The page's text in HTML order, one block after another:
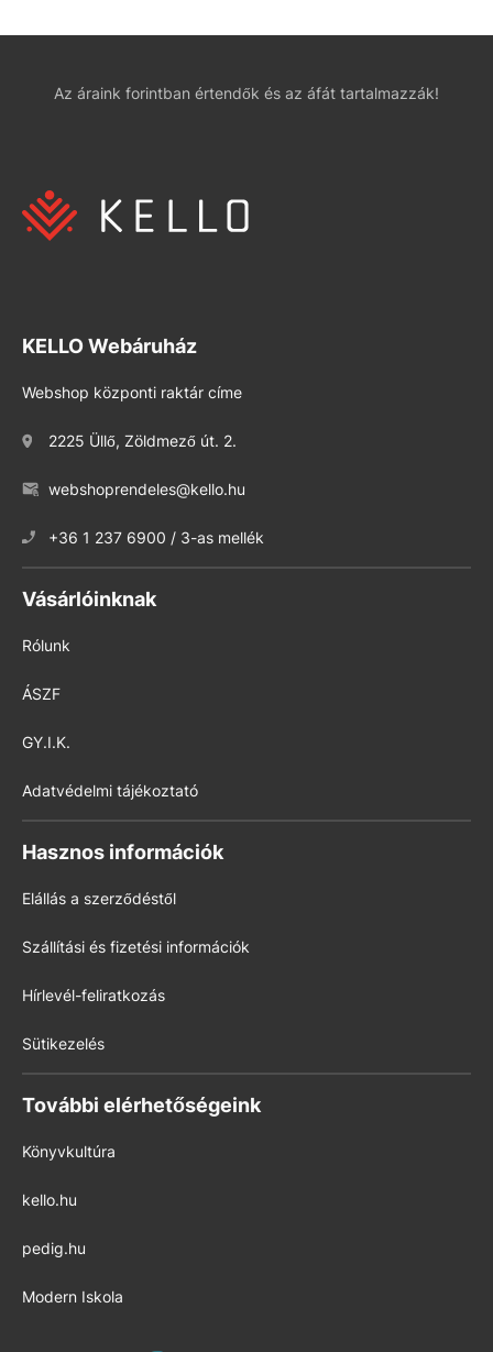
Az áraink forintban értendők és az áfát tartalmazzák!
KELLO Webáruház
Webshop központi raktár címe
2225 Üllő, Zöldmező út. 2.
webshoprendeles@kello.hu
+36 1 237 6900 / 3-as mellék
Vásárlóinknak
Rólunk
ÁSZF
GY.I.K.
Adatvédelmi tájékoztató
Hasznos információk
Elállás a szerződéstől
Szállítási és fizetési információk
Hírlevél-feliratkozás
Sütikezelés
További elérhetőségeink
Könyvkultúra
kello.hu
pedig.hu
Modern Iskola